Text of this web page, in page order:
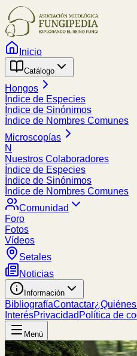
Inicio
Catálogo
Hongos
Índice de Especies
Índice de Sinónimos
Índice de Nombres Comunes
Microscopías
N
Nuestros Colaboradores
Índice de Especies
Índice de Sinónimos
Índice de Nombres Comunes
Comunidad
Foro
Fotos
Vídeos
Setales
Noticias
Información
BibliografíaContactar
InterésPrivacidad Política de
Menú